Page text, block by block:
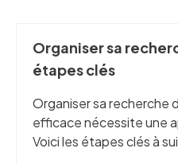
Organiser sa
étapes clés
Organiser sa recherche
efficace nécessite une
Voici les étapes clés à